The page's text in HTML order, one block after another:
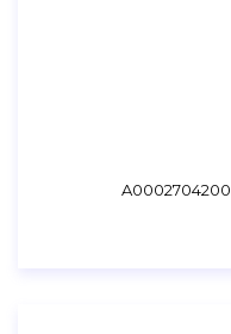
A0002704200